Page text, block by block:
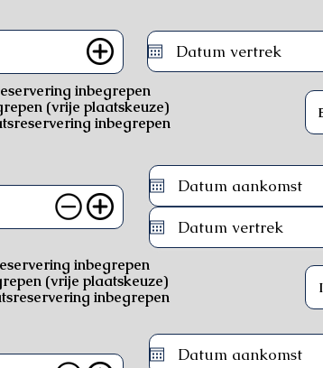
inbegrepen
(vrije plaatskeuze)
inbegrepen
inbegrepen
(vrije plaatskeuze)
inbegrepen